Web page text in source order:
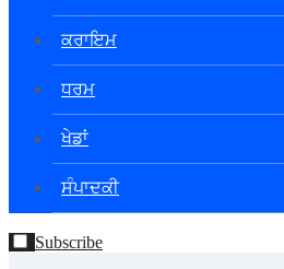
ਕਰਾਇਮ
ਧਰਮ
ਖੇਡਾਂ
ਸੰਪਾਦਕੀ
Subscribe